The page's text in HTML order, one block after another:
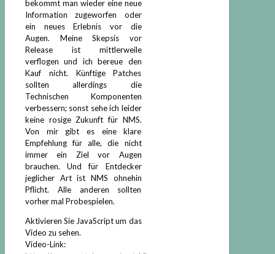
bekommt man wieder eine neue
Information zugeworfen oder
ein neues Erlebnis vor die
Augen. Meine Skepsis vor
Release ist mittlerweile
verflogen und ich bereue den
Kauf nicht. Künftige Patches
sollten allerdings die
Technischen Komponenten
verbessern; sonst sehe ich leider
keine rosige Zukunft für NMS.
Von mir gibt es eine klare
Empfehlung für alle, die nicht
immer ein Ziel vor Augen
brauchen. Und für Entdecker
jeglicher Art ist NMS ohnehin
Pflicht. Alle anderen sollten
vorher mal Probespielen.
Aktivieren Sie JavaScript um das
Video zu sehen.
Video-Link: